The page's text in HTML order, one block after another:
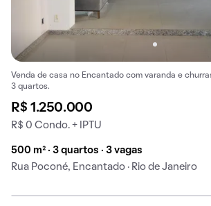
Venda de casa no Encantado com varanda e
3 quartos.
R$ 1.250.000
R$ 0 Condo. + IPTU
500 m² · 3 quartos · 3 vagas
Rua Poconé, Encantado · Rio de Janeiro